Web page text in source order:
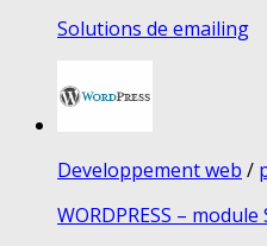
Solutions de emailing
Developpement web /
WORDPRESS – module